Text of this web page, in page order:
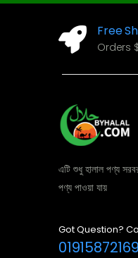
Free
Orders
এটি শুধু হালাল পণ্য
পণ্য পাওয়া যায়
Got Question?
01915872169